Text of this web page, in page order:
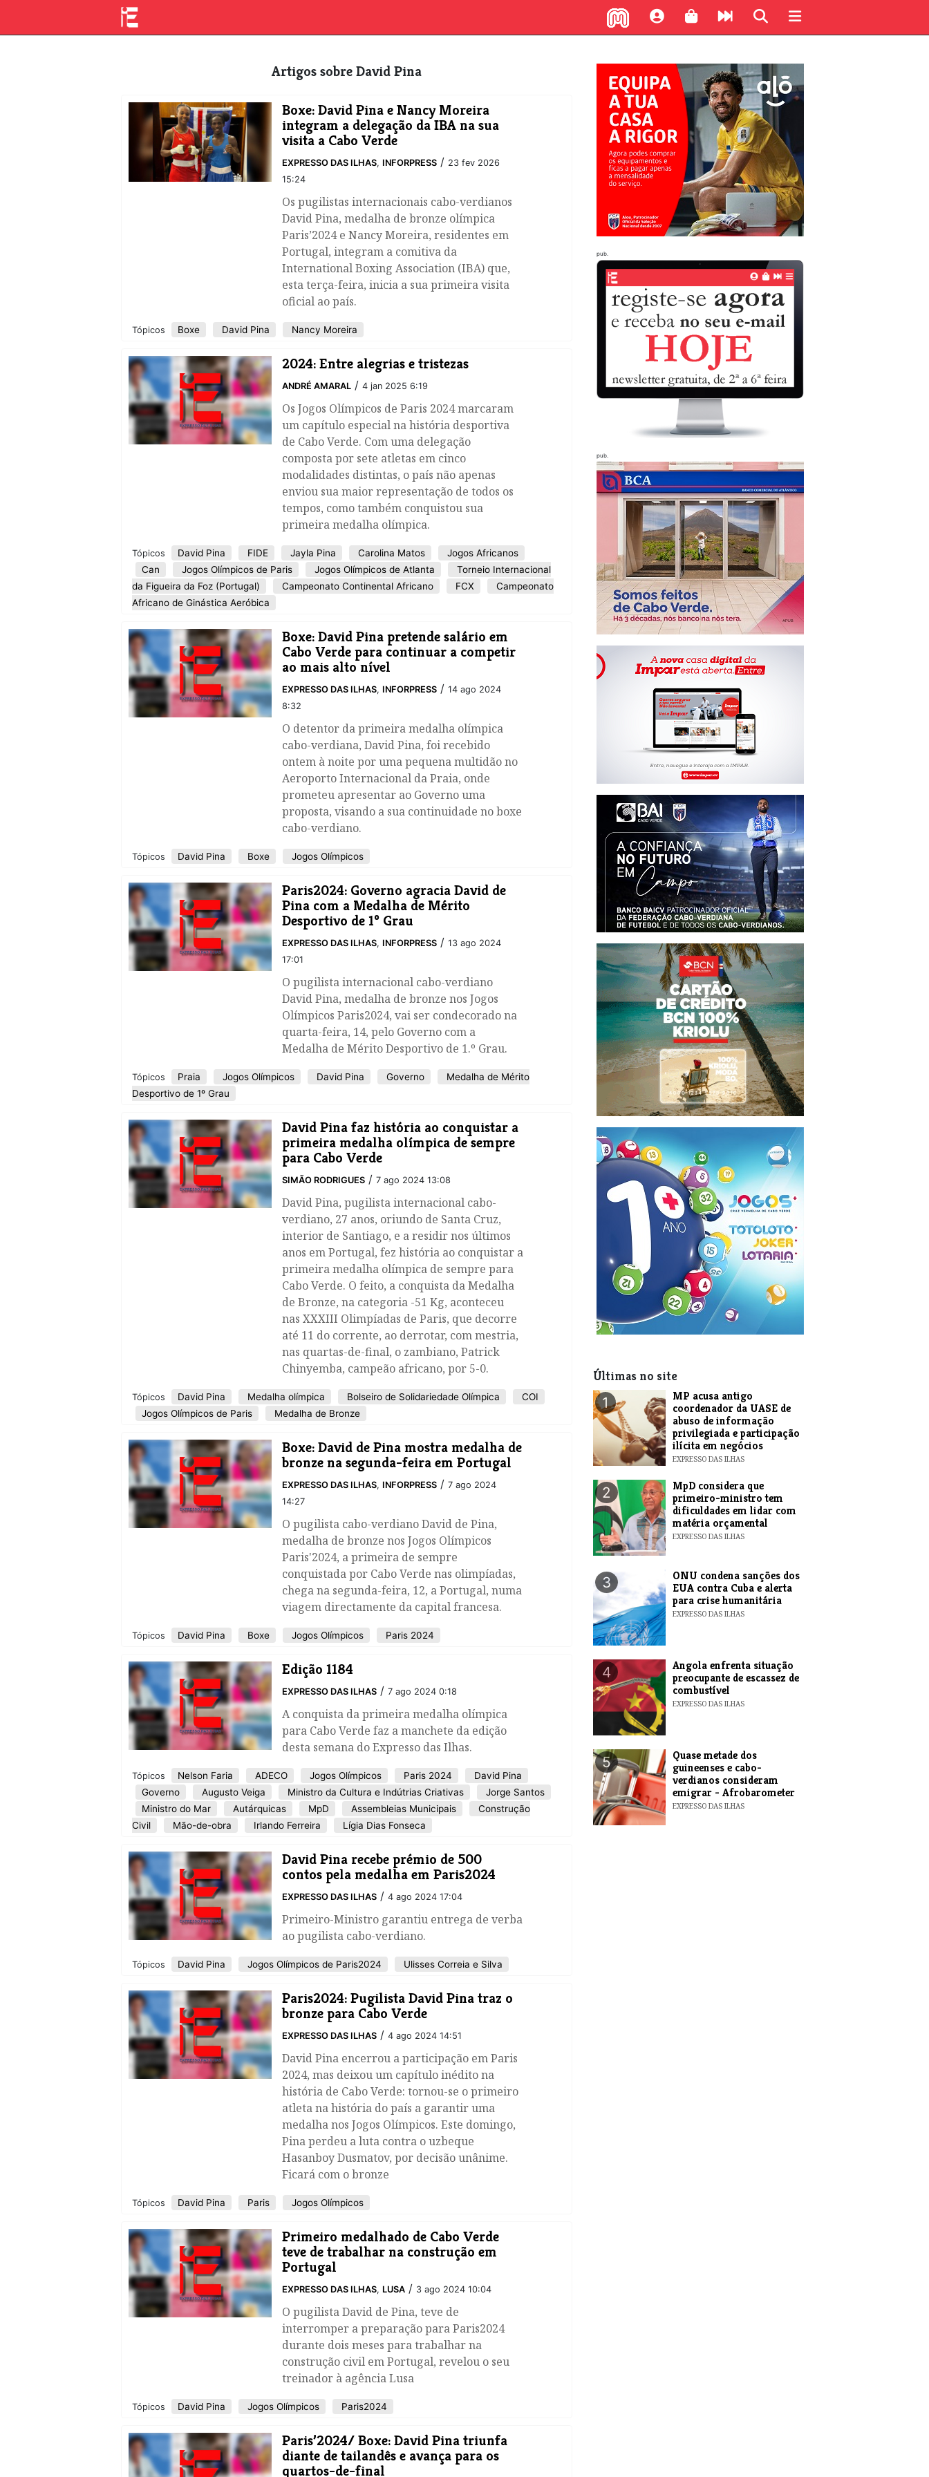
Artigos sobre David Pina
Boxe: David Pina e Nancy Moreira
integram a delegação da IBA na sua
visita a Cabo Verde
EXPRESSO DAS ILHAS, INFORPRESS / 23 fev 2026
15:24
Os pugilistas internacionais cabo-verdianos
David Pina, medalha de bronze olímpica
Paris’2024 e Nancy Moreira, residentes em
Portugal, integram a comitiva da
International Boxing Association (IBA) que,
esta terça-feira, inicia a sua primeira visita
oficial ao país.
Tópicos Boxe David Pina Nancy Moreira
2024: Entre alegrias e tristezas
ANDRÉ AMARAL / 4 jan 2025 6:19
Os Jogos Olímpicos de Paris 2024 marcaram
um capítulo especial na história desportiva
de Cabo Verde. Com uma delegação
composta por sete atletas em cinco
modalidades distintas, o país não apenas
enviou sua maior representação de todos os
tempos, como também conquistou sua
primeira medalha olímpica.
Tópicos David Pina FIDE Jayla Pina Carolina Matos
Jogos Africanos
Can
Jogos Olímpicos de Paris Jogos Olímpicos de Atlanta
Torneio Internacional
da Figueira da Foz (Portugal)
Campeonato Continental Africano FCX
Campeonato
Africano de Ginástica Aeróbica
Boxe: David Pina pretende salário em
Cabo Verde para continuar a competir
ao mais alto nível
EXPRESSO DAS ILHAS, INFORPRESS / 14 ago 2024
8:32
O detentor da primeira medalha olímpica
cabo-verdiana, David Pina, foi recebido
ontem à noite por uma pequena multidão no
Aeroporto Internacional da Praia, onde
prometeu apresentar ao Governo uma
proposta, visando a sua continuidade no boxe
cabo-verdiano.
Tópicos David Pina Boxe Jogos Olímpicos
Paris2024: Governo agracia David de
Pina com a Medalha de Mérito
Desportivo de 1º Grau
EXPRESSO DAS ILHAS, INFORPRESS / 13 ago 2024
17:01
O pugilista internacional cabo-verdiano
David Pina, medalha de bronze nos Jogos
Olímpicos Paris2024, vai ser condecorado na
quarta-feira, 14, pelo Governo com a
Medalha de Mérito Desportivo de 1.º Grau.
Tópicos Praia Jogos Olímpicos David Pina Governo
Medalha de Mérito
Desportivo de 1º Grau
David Pina faz história ao conquistar a
primeira medalha olímpica de sempre
para Cabo Verde
SIMÃO RODRIGUES / 7 ago 2024 13:08
David Pina, pugilista internacional cabo-
verdiano, 27 anos, oriundo de Santa Cruz,
interior de Santiago, e a residir nos últimos
anos em Portugal, fez história ao conquistar a
primeira medalha olímpica de sempre para
Cabo Verde. O feito, a conquista da Medalha
de Bronze, na categoria -51 Kg, aconteceu
nas XXXIII Olimpíadas de Paris, que decorre
até 11 do corrente, ao derrotar, com mestria,
nas quartas-de-final, o zambiano, Patrick
Chinyemba, campeão africano, por 5-0.
Tópicos David Pina Medalha olímpica Bolseiro de Solidariedade Olímpica
COI
Jogos Olímpicos de Paris
Medalha de Bronze
Boxe: David de Pina mostra medalha de
bronze na segunda-feira em Portugal
EXPRESSO DAS ILHAS, INFORPRESS / 7 ago 2024
14:27
O pugilista cabo-verdiano David de Pina,
medalha de bronze nos Jogos Olímpicos
Paris'2024, a primeira de sempre
conquistada por Cabo Verde nas olimpíadas,
chega na segunda-feira, 12, a Portugal, numa
viagem directamente da capital francesa.
Tópicos David Pina Boxe Jogos Olímpicos Paris 2024
Edição 1184
EXPRESSO DAS ILHAS / 7 ago 2024 0:18
A conquista da primeira medalha olímpica
para Cabo Verde faz a manchete da edição
desta semana do Expresso das Ilhas.
Tópicos Nelson Faria ADECO Jogos Olímpicos Paris 2024
David Pina
Governo
Augusto Veiga Ministro da Cultura e Indútrias Criativas
Jorge Santos
Ministro do Mar
Autárquicas MpD Assembleias Municipais
Construção
Civil
Mão-de-obra Irlando Ferreira Lígia Dias Fonseca
David Pina recebe prémio de 500
contos pela medalha em Paris2024
EXPRESSO DAS ILHAS / 4 ago 2024 17:04
Primeiro-Ministro garantiu entrega de verba
ao pugilista cabo-verdiano.
Tópicos David Pina Jogos Olímpicos de Paris2024 Ulisses Correia e Silva
Paris2024: Pugilista David Pina traz o
bronze para Cabo Verde
EXPRESSO DAS ILHAS / 4 ago 2024 14:51
David Pina encerrou a participação em Paris
2024, mas deixou um capítulo inédito na
história de Cabo Verde: tornou-se o primeiro
atleta na história do país a garantir uma
medalha nos Jogos Olímpicos. Este domingo,
Pina perdeu a luta contra o uzbeque
Hasanboy Dusmatov, por decisão unânime.
Ficará com o bronze
Tópicos David Pina Paris Jogos Olímpicos
Primeiro medalhado de Cabo Verde
teve de trabalhar na construção em
Portugal
EXPRESSO DAS ILHAS, LUSA / 3 ago 2024 10:04
O pugilista David de Pina, teve de
interromper a preparação para Paris2024
durante dois meses para trabalhar na
construção civil em Portugal, revelou o seu
treinador à agência Lusa
Tópicos David Pina Jogos Olímpicos Paris2024
Paris’2024/ Boxe: David Pina triunfa
diante de tailandês e avança para os
quartos-de-final
pub.
pub.
Últimas no site
1
MP acusa antigo
coordenador da UASE de
abuso de informação
privilegiada e participação
ilícita em negócios
EXPRESSO DAS ILHAS
2
MpD considera que
primeiro-ministro tem
dificuldades em lidar com
matéria orçamental
EXPRESSO DAS ILHAS
3
ONU condena sanções dos
EUA contra Cuba e alerta
para crise humanitária
EXPRESSO DAS ILHAS
4
Angola enfrenta situação
preocupante de escassez de
combustível
EXPRESSO DAS ILHAS
5
Quase metade dos
guineenses e cabo-
verdianos consideram
emigrar - Afrobarometer
EXPRESSO DAS ILHAS